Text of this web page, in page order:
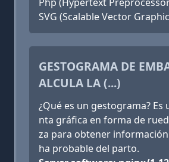
SVG (Scalable Vector
GESTOGRAMA DE
ALCULA LA (...)
¿Qué es un gestograma? Es
nta gráfica en forma de
za para obtener
ha probable del parto.